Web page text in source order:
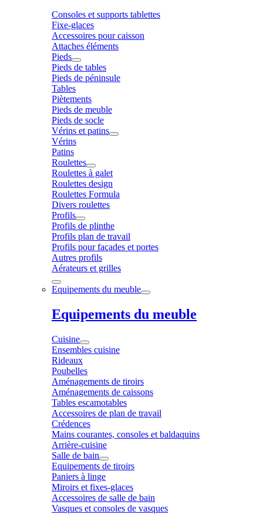
Consoles et supports tablettes
Fixe-glaces
Accessoires pour caisson
Attaches éléments
Pieds
Pieds de tables
Pieds de péninsule
Tables
Piètements
Pieds de meuble
Pieds de socle
Vérins et patins
Vérins
Patins
Roulettes
Roulettes à galet
Roulettes design
Roulettes Formula
Divers roulettes
Profils
Profils de plinthe
Profils plan de travail
Profils pour façades et portes
Autres profils
Aérateurs et grilles
Equipements du meuble
Equipements du meuble
Cuisine
Ensembles cuisine
Rideaux
Poubelles
Aménagements de tiroirs
Aménagements de caissons
Tables escamotables
Accessoires de plan de travail
Crédences
Mains courantes, consoles et baldaquins
Arrière-cuisine
Salle de bain
Equipements de tiroirs
Paniers à linge
Miroirs et fixes-glaces
Accessoires de salle de bain
Vasques et consoles de vasques